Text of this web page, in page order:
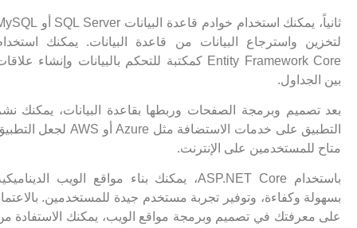
ثانياً، يمكنك استخدام خوادم قاعدة البيانات SQL Server أو MySQL
لتخزين واسترجاع البيانات من قاعدة البيانات. يمكنك استخدام
Entity Framework Core كمكتبة للتحكم بالبيانات وإنشاء علاقات
بين الجداول.
بعد تصميم وبرمجة الصفحات وربطها بقاعدة البيانات، يمكنك نشر
التطبيق على خدمات الاستضافة مثل Azure أو AWS لجعل التطبيق
متاح للمستخدمين على الإنترنت.
باستخدام ASP.NET Core، يمكنك بناء مواقع الويب الديناميكية
بسهولة وكفاءة، وتوفير تجربة مستخدم جيدة للمستخدمين. بالاعتماد
على معرفتك في تصميم وبرمجة مواقع الويب، يمكنك الاستفادة من